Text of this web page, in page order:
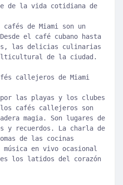
de la vida cotidiana de
de Miami son un
el café cubano hasta
las delicias culinarias
de la ciudad.
callejeros de Miami
por las playas y los clubes
los cafés callejeros son
magia. Son lugares de
y recuerdos. La charla de
de las cocinas
en vivo ocasional
los latidos del corazón